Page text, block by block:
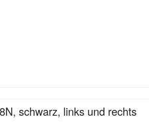
schwarz, links und rechts